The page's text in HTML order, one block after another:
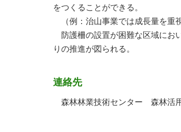
をつくることができる。
（例：治山事業では成長量を重
防護柵の設置が困難な区域にお
りの推進が図られる。
連絡先
森林林業技術センター 森林活